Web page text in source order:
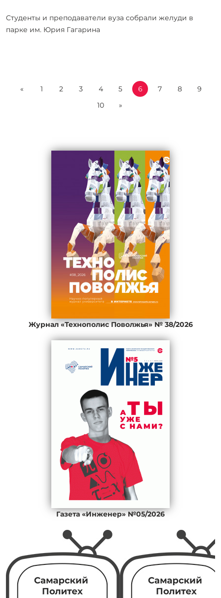
Студенты и преподаватели вуза собрали желуди в
парке им. Юрия Гагарина
« 1 2 3 4 5 6 7 8
9
10
»
Журнал «Технополис Поволжья» № 38/2026
Газета «Инженер» №05/2026